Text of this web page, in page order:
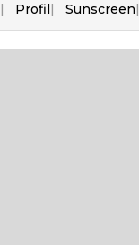
Profil Sunscreen